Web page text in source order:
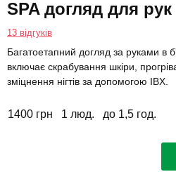
SPA догляд для рук
13 відгуків
Багатоетапний догляд за руками в
включає скрабування шкіри,
зміцнення нігтів за допомогою IBX.
1400 грн 1 люд. до 1,5 год.